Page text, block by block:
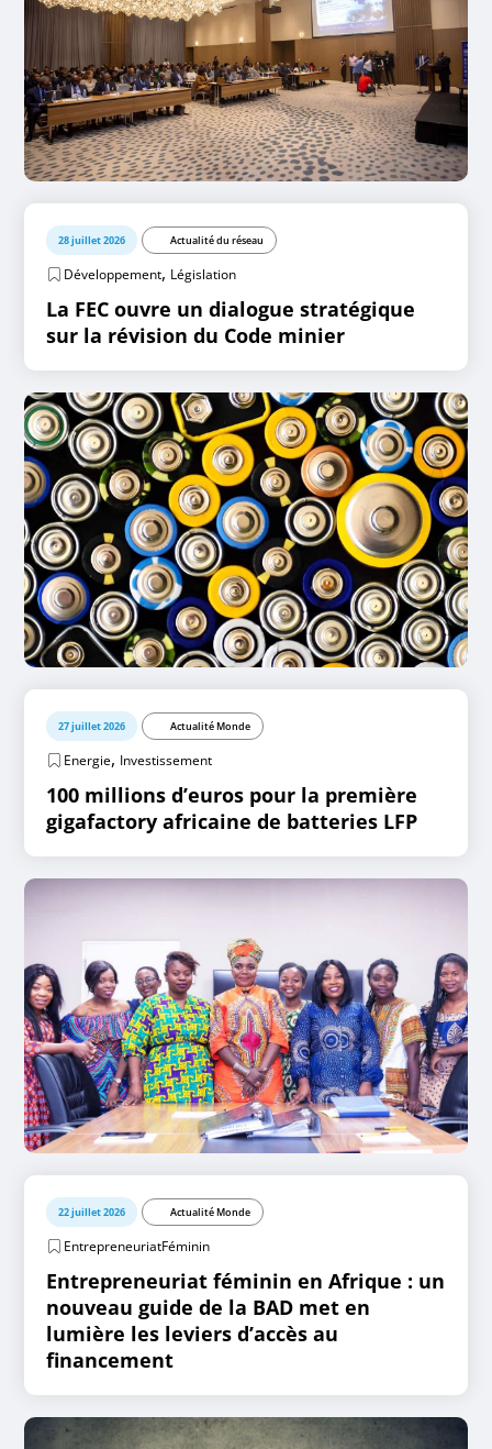
28 juillet 2026 Actualité du réseau
Développement, Législation
La FEC ouvre un dialogue stratégique
sur la révision du Code minier
27 juillet 2026 Actualité Monde
Energie, Investissement
100 millions d’euros pour la première
gigafactory africaine de batteries LFP
22 juillet 2026 Actualité Monde
EntrepreneuriatFéminin
Entrepreneuriat féminin en Afrique : un
nouveau guide de la BAD met en
lumière les leviers d’accès au
financement